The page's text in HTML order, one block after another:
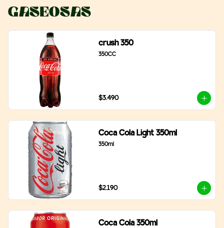
Gaseosas
crush 350
350CC
$3.490
Coca Cola Light 350ml
350ml
$2.190
Coca Cola 350ml